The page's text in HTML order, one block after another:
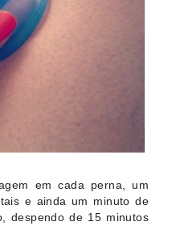
em cada perna, um
e ainda um minuto de
despendo de 15 minutos